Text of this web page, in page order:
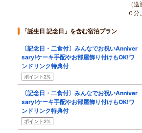
（
０分。
「誕生日 記念日」を含む宿泊プラン
〔記念日・二食付〕みんなでお祝いAnniver
sary!ケーキ手配やお部屋飾り付けもOK!ワ
ンドリンク特典付
ポイント2%
〔記念日・二食付〕みんなでお祝いAnniver
sary!ケーキ手配やお部屋飾り付けもOK!ワ
ンドリンク特典付
ポイント2%